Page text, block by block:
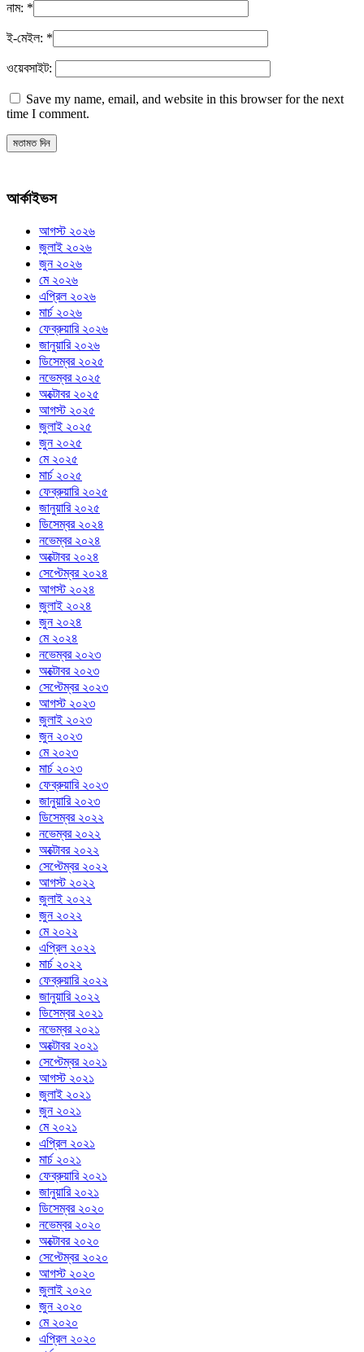
নাম: *
ই-মেইল: *
ওয়েবসাইট:
Save my name, email, and website in this browser for the next
time I comment.
আর্কাইভস
আগস্ট ২০২৬
জুলাই ২০২৬
জুন ২০২৬
মে ২০২৬
এপ্রিল ২০২৬
মার্চ ২০২৬
ফেব্রুয়ারি ২০২৬
জানুয়ারি ২০২৬
ডিসেম্বর ২০২৫
নভেম্বর ২০২৫
অক্টোবর ২০২৫
আগস্ট ২০২৫
জুলাই ২০২৫
জুন ২০২৫
মে ২০২৫
মার্চ ২০২৫
ফেব্রুয়ারি ২০২৫
জানুয়ারি ২০২৫
ডিসেম্বর ২০২৪
নভেম্বর ২০২৪
অক্টোবর ২০২৪
সেপ্টেম্বর ২০২৪
আগস্ট ২০২৪
জুলাই ২০২৪
জুন ২০২৪
মে ২০২৪
নভেম্বর ২০২৩
অক্টোবর ২০২৩
সেপ্টেম্বর ২০২৩
আগস্ট ২০২৩
জুলাই ২০২৩
জুন ২০২৩
মে ২০২৩
মার্চ ২০২৩
ফেব্রুয়ারি ২০২৩
জানুয়ারি ২০২৩
ডিসেম্বর ২০২২
নভেম্বর ২০২২
অক্টোবর ২০২২
সেপ্টেম্বর ২০২২
আগস্ট ২০২২
জুলাই ২০২২
জুন ২০২২
মে ২০২২
এপ্রিল ২০২২
মার্চ ২০২২
ফেব্রুয়ারি ২০২২
জানুয়ারি ২০২২
ডিসেম্বর ২০২১
নভেম্বর ২০২১
অক্টোবর ২০২১
সেপ্টেম্বর ২০২১
আগস্ট ২০২১
জুলাই ২০২১
জুন ২০২১
মে ২০২১
এপ্রিল ২০২১
মার্চ ২০২১
ফেব্রুয়ারি ২০২১
জানুয়ারি ২০২১
ডিসেম্বর ২০২০
নভেম্বর ২০২০
অক্টোবর ২০২০
সেপ্টেম্বর ২০২০
আগস্ট ২০২০
জুলাই ২০২০
জুন ২০২০
মে ২০২০
এপ্রিল ২০২০